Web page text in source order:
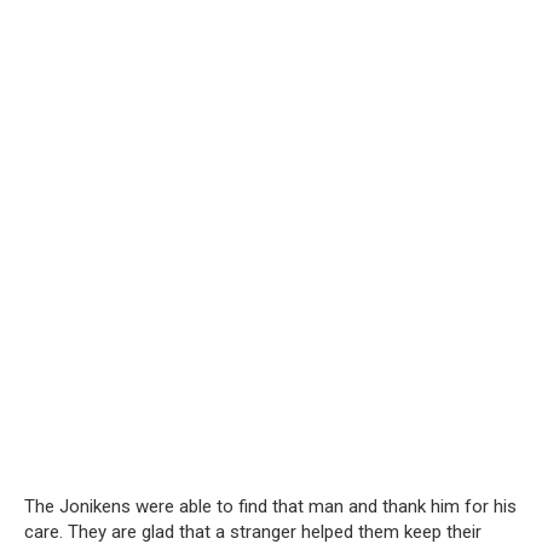
The Jonikens were able to find that man and thank him for his
care. They are glad that a stranger helped them keep their